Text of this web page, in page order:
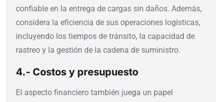
confiable en la entrega de cargas sin daños. Además,
considera la eficiencia de sus operaciones logísticas,
incluyendo los tiempos de tránsito, la capacidad de
rastreo y la gestión de la cadena de suministro.
4.- Costos y presupuesto
El aspecto financiero también juega un papel